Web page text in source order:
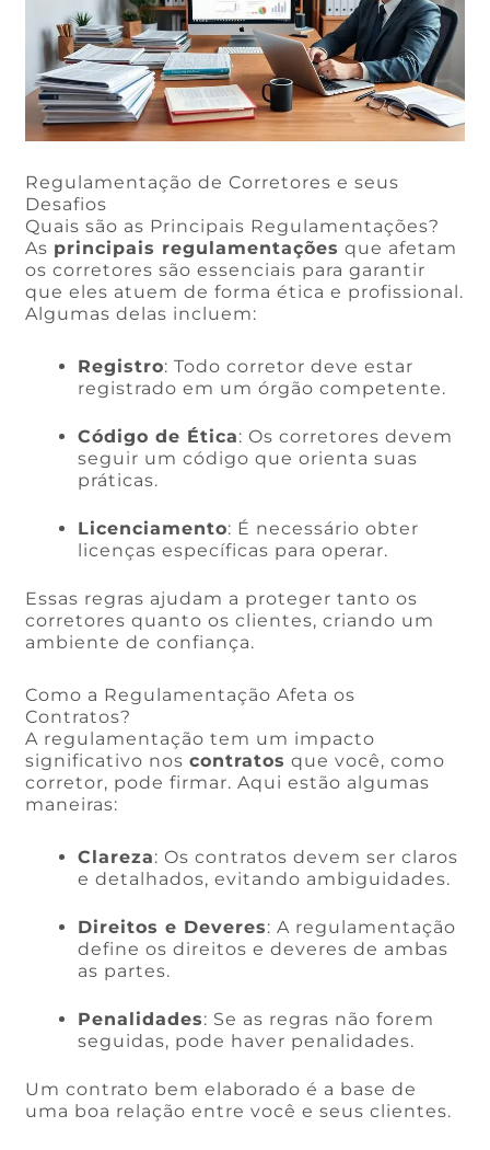
Regulamentação de Corretores e seus
Desafios
Quais são as Principais Regulamentações?
As principais regulamentações que afetam
os corretores são essenciais para garantir
que eles atuem de forma ética e profissional.
Algumas delas incluem:
Registro: Todo corretor deve estar
registrado em um órgão competente.
Código de Ética: Os corretores devem
seguir um código que orienta suas
práticas.
Licenciamento: É necessário obter
licenças específicas para operar.
Essas regras ajudam a proteger tanto os
corretores quanto os clientes, criando um
ambiente de confiança.
Como a Regulamentação Afeta os
Contratos?
A regulamentação tem um impacto
significativo noscontratos que você, como
corretor, pode firmar. Aqui estão algumas
maneiras:
Clareza: Os contratos devem ser claros
e detalhados, evitando ambiguidades.
Direitos e Deveres: A regulamentação
define os direitos e deveres de ambas
as partes.
Penalidades: Se as regras não forem
seguidas, pode haver penalidades.
Um contrato bem elaborado é a base de
uma boa relação entre você e seus clientes.